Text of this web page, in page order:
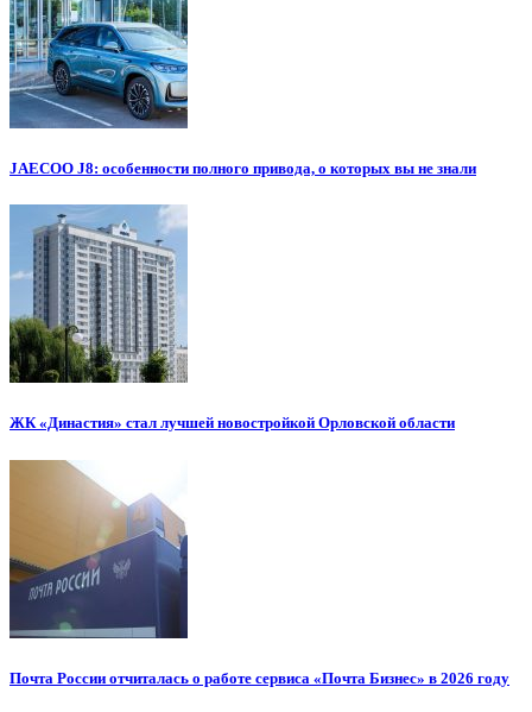
JAECOO J8: особенности полного привода, о которых вы не знали
ЖК «Династия» стал лучшей новостройкой Орловской области
Почта России отчиталась о работе сервиса «Почта Бизнес» в 2026 году